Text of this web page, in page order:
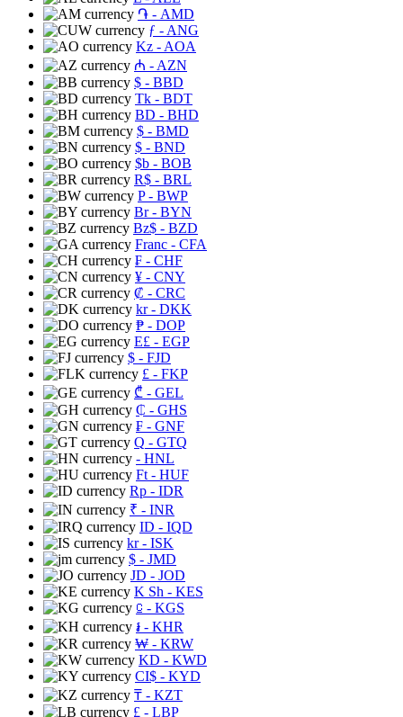
֏ - AMD
ƒ - ANG
Kz - AOA
₼ - AZN
$ - BBD
Tk - BDT
BD - BHD
$ - BMD
$ - BND
$b - BOB
R$ - BRL
P- BWP
Br- BYN
Bz$ - BZD
Franc - CFA
₣ - CHF
¥ - CNY
₡ - CRC
kr- DKK
₱ - DOP
E£ - EGP
$ - FJD
£ - FKP
₾ - GEL
₵ - GHS
₣ - GNF
Q - GTQ
- HNL
Ft - HUF
Rp - IDR
₹ - INR
ID - IQD
kr- ISK
$ - JMD
JD - JOD
K Sh - KES
⃀ - KGS
៛ - KHR
₩ - KRW
KD - KWD
CI$ - KYD
₸ - KZT
£ - LBP